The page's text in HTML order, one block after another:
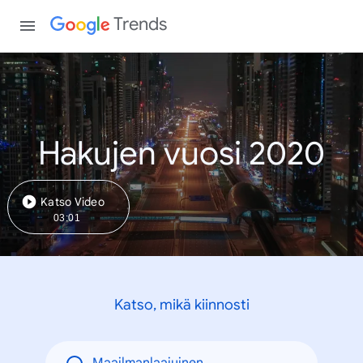
Trends
Hakujen vuosi 2020
Katso Video
03:01
Katso, mikä kiinnosti